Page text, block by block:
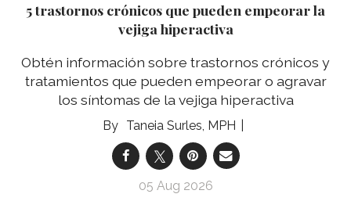
5 trastornos crónicos que pueden empeorar la
vejiga hiperactiva
Obtén información sobre trastornos crónicos y
tratamientos que pueden empeorar o agravar
los síntomas de la vejiga hiperactiva
Taneia Surles, MPH
05 Aug 2026